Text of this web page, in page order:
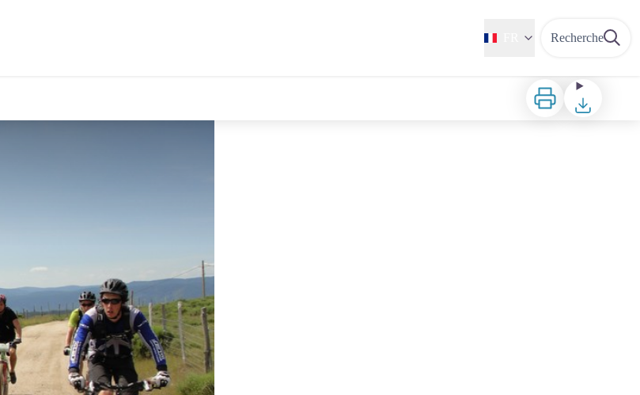
Recherche
Imprimer Télécharger